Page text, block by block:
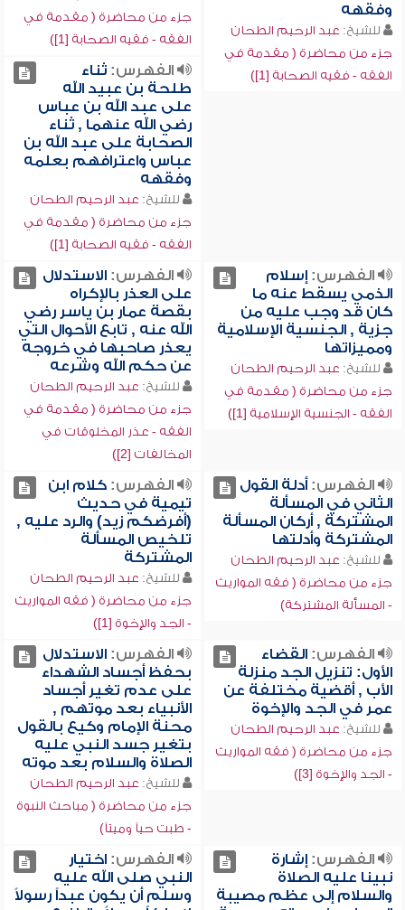
وفقهه
للشيخ: عبد الرحيم الطحان
جزء من محاضرة ( مقدمة في
الفقه - فقيه الصحابة [1])
جزء من محاضرة ( مقدمة في
الفقه - فقيه الصحابة [1])
الفهرس:ثناء
طلحة بن عبيد الله
على عبد الله بن عباس
رضي الله عنهما , ثناء
الصحابة على عبد الله بن
عباس واعترافهم بعلمه
وفقهه
للشيخ: عبد الرحيم الطحان
جزء من محاضرة ( مقدمة في
الفقه - فقيه الصحابة [1])
الفهرس:إسلام
الذمي يسقط عنه ما
كان قد وجب عليه من
جزية , الجنسية الإسلامية
ومميزاتها
للشيخ: عبد الرحيم الطحان
جزء من محاضرة ( مقدمة في
الفقه - الجنسية الإسلامية [1])
الفهرس:الاستدلال
على العذر بالإكراه
بقصة عمار بن ياسر رضي
الله عنه , تابع الأحوال التي
يعذر صاحبها في خروجه
عن حكم الله وشرعه
للشيخ: عبد الرحيم الطحان
جزء من محاضرة ( مقدمة في
الفقه - عذر المخلوقات في
المخالفات [2])
الفهرس:أدلة القول
الثاني في المسألة
المشتركة , أركان المسألة
المشتركة وأدلتها
للشيخ: عبد الرحيم الطحان
جزء من محاضرة ( فقه المواريث
- المسألة المشتركة)
الفهرس:كلام ابن
تيمية في حديث
(أفرضكم زيد) والرد عليه ,
تلخيص المسألة
المشتركة
للشيخ: عبد الرحيم الطحان
جزء من محاضرة ( فقه المواريث
- الجد والإخوة [1])
الفهرس:القضاء
الأول: تنزيل الجد منزلة
الأب , أقضية مختلفة عن
عمر في الجد والإخوة
للشيخ: عبد الرحيم الطحان
جزء من محاضرة ( فقه المواريث
- الجد والإخوة [3])
الفهرس:الاستدلال
بحفظ أجساد الشهداء
على عدم تغير أجساد
الأنبياء بعد موتهم ,
محنة الإمام وكيع بالقول
بتغير جسد النبي عليه
الصلاة والسلام بعد موته
للشيخ: عبد الرحيم الطحان
جزء من محاضرة ( مباحث النبوة
- طبت حياً وميتاً)
الفهرس:إشارة
نبينا عليه الصلاة
والسلام إلى عظم مصيبة
الفهرس:اختيار
النبي صلى الله عليه
وسلم أن يكون عبداً رسولاً